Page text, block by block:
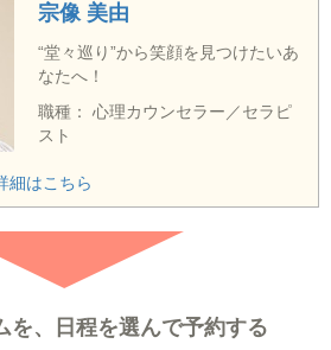
宗像 美由
“堂々巡り”から笑顔を見つけたいあ
なたへ！
職種： 心理カウンセラー／セラピ
スト
細はこちら
を、日程を選んで予約する